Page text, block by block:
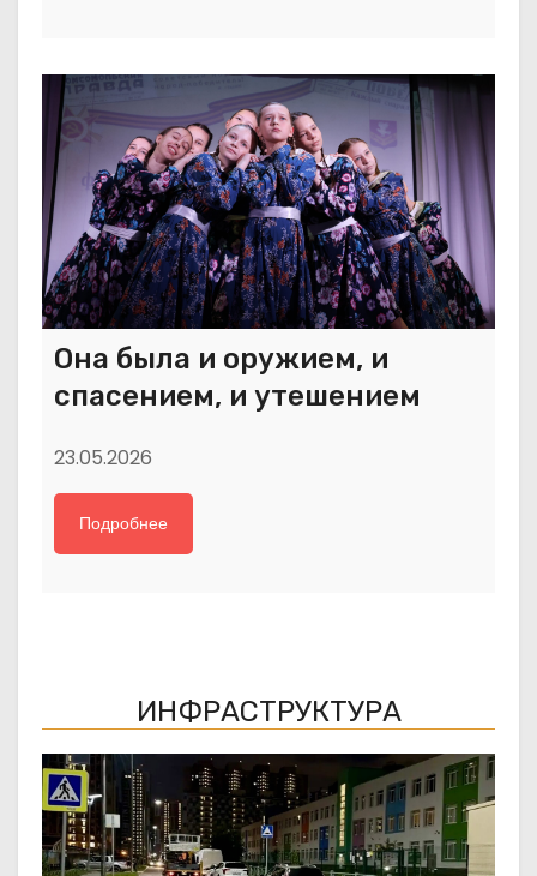
Она была и оружием, и
спасением, и утешением
23.05.2026
Подробнее
ИНФРАСТРУКТУРА